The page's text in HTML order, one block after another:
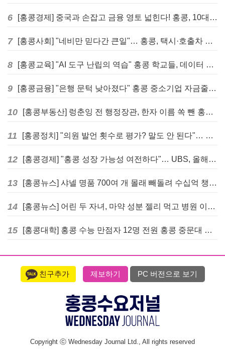
6 [홍콩경제] 중국과 손잡고 금융 영토 넓힌다! 홍콩, 10대 신규 정책 발표
7 [홍콩사회] "네비만 믿다간 큰일"… 홍콩, 택시·호출차 통합 시험 도입하며 규제 본격화
8 [홍콩교육] "AI 도구 난립의 역습" 홍콩 학교들, 데이터 고립에 교육 효과 평가 비상
9 [홍콩금융] "은행 문턱 낮아졌다" 홍콩 중소기업 자금줄 숨통 트이나… HKMA "2분기 신용 조건 안정적"
10 [홍콩부동산] 렁춘잉 전 행정장관, 한자 이름 쏙 뺀 홍콩 고급 아파트 단지들에 쓴소리
11 [홍콩정치] "의원 발언 횟수로 평가? 말도 안 된다"… 홍콩 입법회 의장의 일침
12 [홍콩경제] "홍콩 성장 가능성 여전하다"… UBS, 올해 홍콩 GDP 성장률 전망치 4.5%로 대폭 상향
13 [홍콩뉴스] 샤넬 명품 700여 개 몰래 빼돌려 수십억 챙긴 직원 4년~7년형 선고
14 [홍콩뉴스] 어린 두 자녀, 마약 성분 젤리 먹고 병원 이송… 어머니와 친척 체포
15 [홍콩대학] 홍콩 수능 만점자 12명 전원 홍콩 중문대 의대 진학
친구추가 제보하기 PC 버전으로 보기
Copyright ⓒ Wednesday Journal Ltd., All rights reserved